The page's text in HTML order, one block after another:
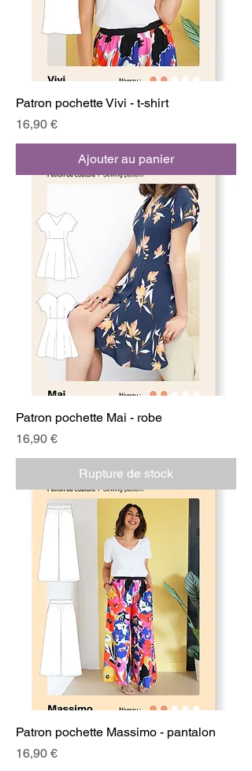
Patron pochette Vivi - t-shirt
Prix
16,90 €
Ajouter au panier
Patron pochette Mai - robe
Prix
16,90 €
Rupture de stock
Patron pochette Massimo - pantalon
Prix
16,90 €